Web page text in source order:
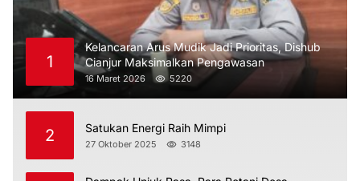
1
Kelancaran Arus Mudik Jadi Prioritas, Dishub
Cianjur Maksimalkan Pengawasan
16 Maret 2026 5220
2 Satukan Energi Raih Mimpi
27 Oktober 2025 3148